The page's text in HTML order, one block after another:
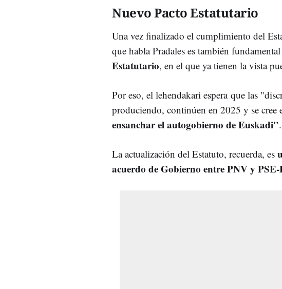
Nuevo Pacto Estatutario
Una vez finalizado el cumplimiento del
que habla Pradales es también
Estatutario, en el que ya tienen la vista
Por eso, el lehendakari esperaque las
produciendo, continúen en 2025 y se cree
ensanchar el autogobierno de Euskadi".
La actualización del Estatuto, recuerda, es
acuerdo de Gobierno entre PNV y